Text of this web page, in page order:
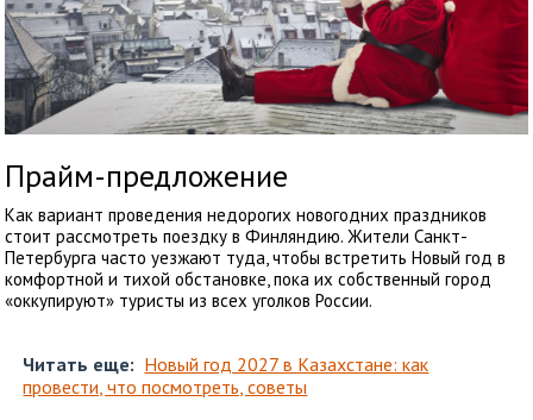
Прайм-предложение
Как вариант проведения недорогих новогодних праздников
стоит рассмотреть поездку в Финляндию. Жители Санкт-
Петербурга часто уезжают туда, чтобы встретить Новый год в
комфортной и тихой обстановке, пока их собственный город
«оккупируют» туристы из всех уголков России.
Читать еще: Новый год 2027 в Казахстане: как
провести, что посмотреть, советы